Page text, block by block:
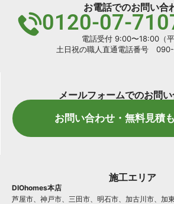
お電話でのお問い合
0120-07-
電話受付 9:00〜18:00（平
土日祝の職人直通電話番号
メールフォームでのお問
お問い合わせ・無料見積
施工エリア
DIOhomes本店
芦屋市、神戸市、三田市、明石市、加古川市、加